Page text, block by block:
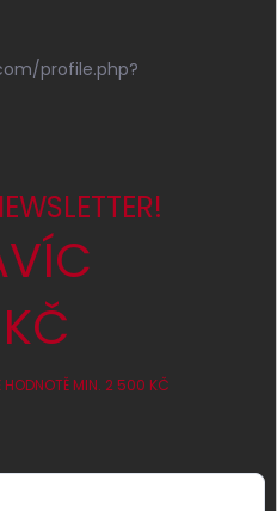
profile.php?
HODNOTĚ MIN. 2 500 KČ